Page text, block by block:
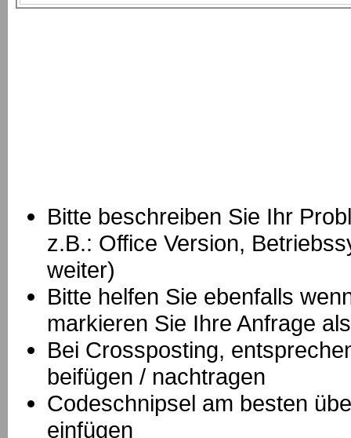
Bitte beschreiben Sie Ihr
z.B.: Office Version,
weiter)
Bitte helfen Sie ebenfalls
markieren Sie Ihre Anfrage
Bei Crossposting,
beifügen / nachtragen
Codeschnipsel am besten
einfügen